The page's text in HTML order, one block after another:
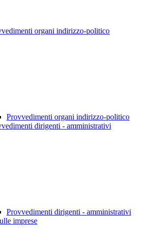
organi indirizzo-politico
Provvedimenti organi indirizzo-politico
dirigenti - amministrativi
Provvedimenti dirigenti - amministrativi
imprese